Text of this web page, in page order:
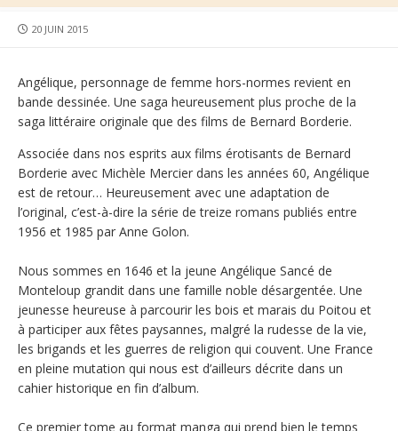
PUBLISHED
20 JUIN 2015
Angélique, personnage de femme hors-normes revient en
bande dessinée. Une saga heureusement plus proche de la
saga littéraire originale que des films de Bernard Borderie.
Associée dans nos esprits aux films érotisants de Bernard
Borderie avec Michèle Mercier dans les années 60, Angélique
est de retour… Heureusement avec une adaptation de
l’original, c’est-à-dire la série de treize romans publiés entre
1956 et 1985 par Anne Golon.
Nous sommes en 1646 et la jeune Angélique Sancé de
Monteloup grandit dans une famille noble désargentée. Une
jeunesse heureuse à parcourir les bois et marais du Poitou et
à participer aux fêtes paysannes, malgré la rudesse de la vie,
les brigands et les guerres de religion qui couvent. Une France
en pleine mutation qui nous est d’ailleurs décrite dans un
cahier historique en fin d’album.
Ce premier tome au format manga qui prend bien le temps